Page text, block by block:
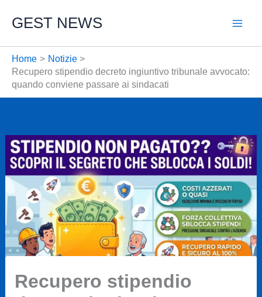
GEST NEWS
Home
Notizie
Recupero stipendio decreto ingiuntivo tribunale avvocato:
quando conviene passare ai sindacati
Recupero stipendio